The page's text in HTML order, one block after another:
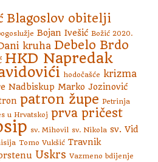
Blagoslov obitelji
Bojan Ivešić Božić 2020.
kruha Debelo Brdo
HKD Napredak
hodočašće krizma
Nadbiskup Marko Jozinović
patron župe Petrinja
u Hrvatskoj prva pričest
sv. Mihovil sv. Nikola sv. Vid
Tomo Vukšić Travnik
Uskrs Vazmeno bdijenje